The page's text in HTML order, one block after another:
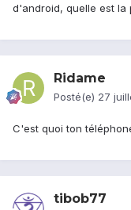
d'android, quelle est la
Ridame
Posté(e) 27
C'est quoi ton
tibob77